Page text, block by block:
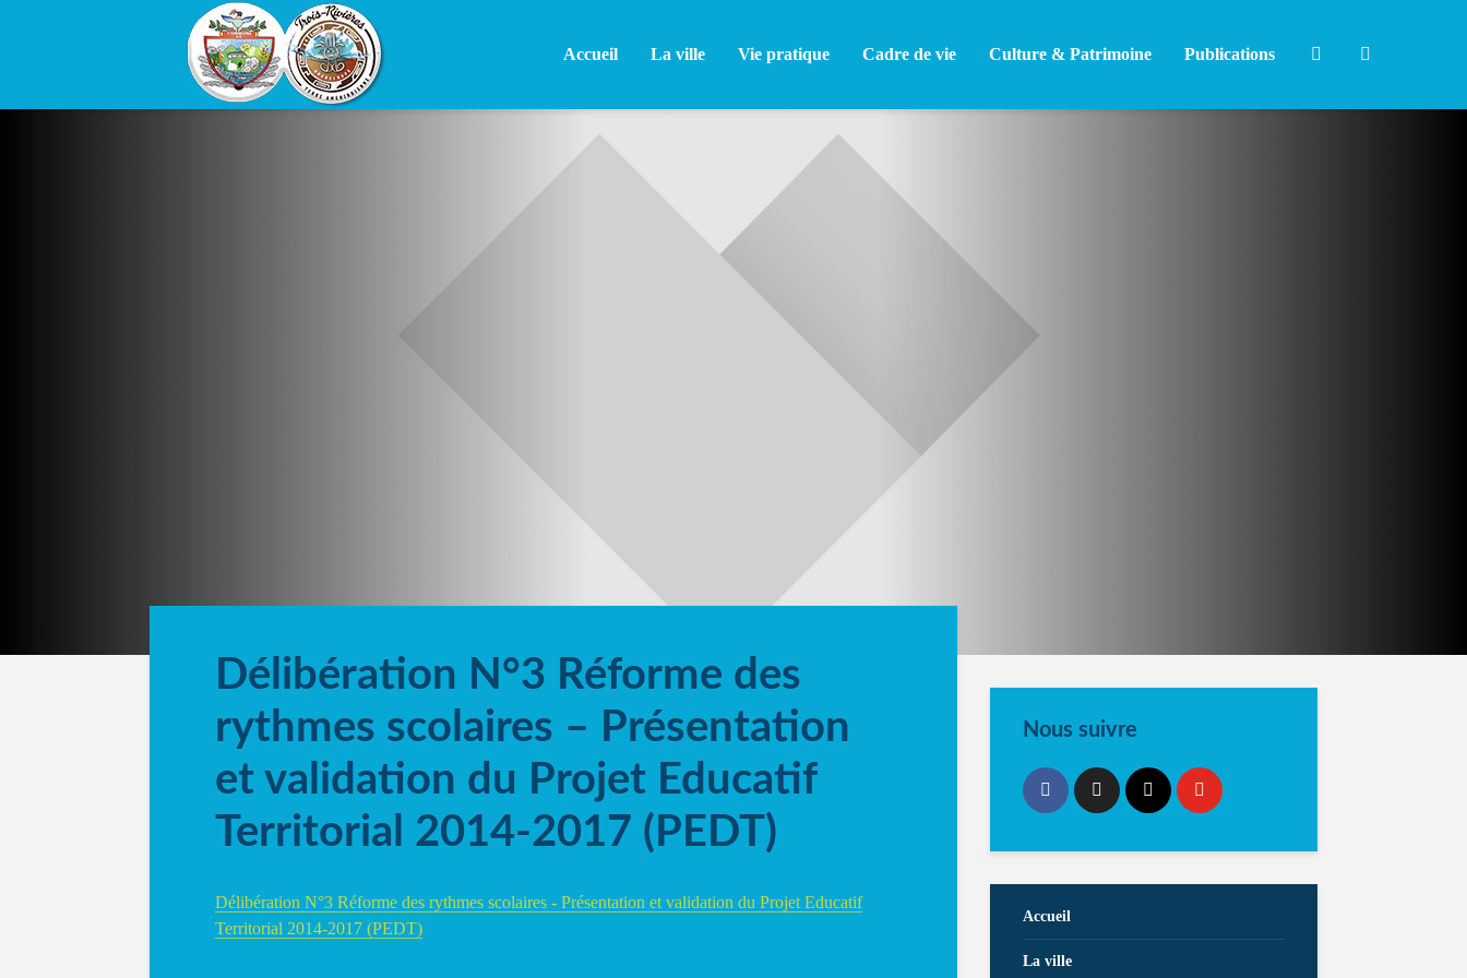
Accueil La ville Vie pratique Cadre de vie Culture & Patrimoine Publications
Délibération N°3 Réforme des
rythmes scolaires – Présentation
et validation du Projet Educatif
Territorial 2014-2017 (PEDT)
Délibération N°3 Réforme des rythmes scolaires - Présentation et validation du Projet Educatif
Territorial 2014-2017 (PEDT)
Nous suivre
Accueil
La ville